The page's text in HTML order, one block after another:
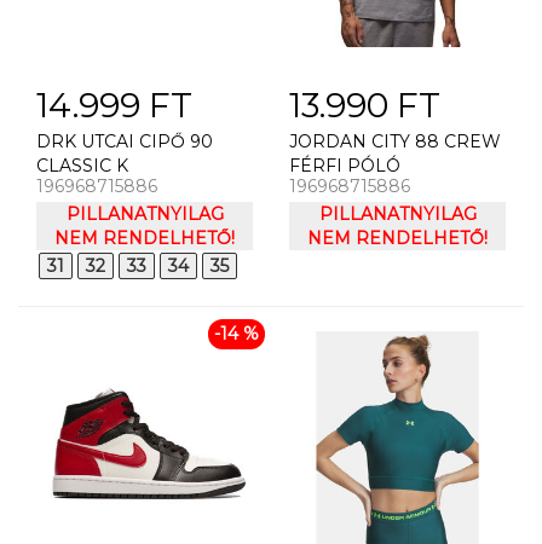
14.999 FT
DRK UTCAI CIPŐ 90
CLASSIC K
196968715886
PILLANATNYILAG
NEM RENDELHETŐ!
31
32 33 34 35
13.990 FT
JORDAN CITY 88 CREW
FÉRFI PÓLÓ
196968715886
PILLANATNYILAG
NEM RENDELHETŐ!
-14 %